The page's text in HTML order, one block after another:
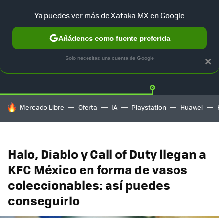
Twitter
HOY SE HABLA DE
Mercado Libre Oferta IA Playstation Huawei
Halo, Diablo y Call of Duty llegan a
KFC México en forma de vasos
coleccionables: así puedes
conseguirlo
×
Ya puedes ver más de Xataka MX en Google
Añádenos como fuente preferida
Solo necesitas una cuenta de Google